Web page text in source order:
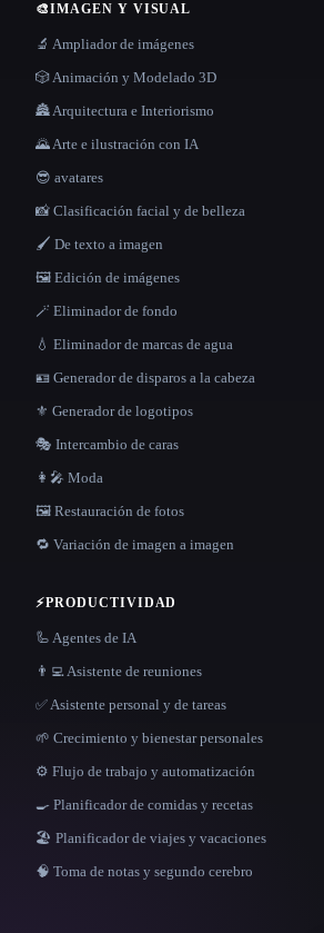
🎨IMAGEN Y VISUAL
🔬 Ampliador de imágenes
🎲 Animación y Modelado 3D
🏯 Arquitectura e Interiorismo
🌄 Arte e ilustración con IA
😎 avatares
📸 Clasificación facial y de belleza
🖌️ De texto a imagen
🖼️ Edición de imágenes
🪄 Eliminador de fondo
💧 Eliminador de marcas de agua
🪪 Generador de disparos a la cabeza
⚜️ Generador de logotipos
🎭 Intercambio de caras
👩‍🎤 Moda
🖼️ Restauración de fotos
🔁 Variación de imagen a imagen
⚡PRODUCTIVIDAD
🦾 Agentes de IA
👨‍💻 Asistente de reuniones
✅ Asistente personal y de tareas
🌱 Crecimiento y bienestar personales
⚙️ Flujo de trabajo y automatización
🍳 Planificador de comidas y recetas
🏖 Planificador de viajes y vacaciones
🧠 Toma de notas y segundo cerebro